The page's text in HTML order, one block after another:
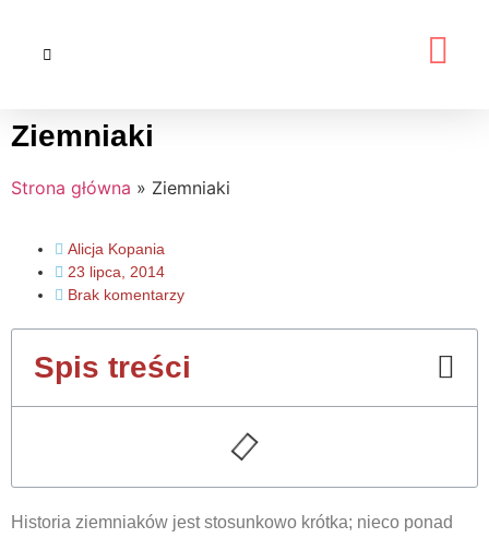
Ziemniaki
Strona główna » Ziemniaki
Alicja Kopania
23 lipca, 2014
Brak komentarzy
Spis treści
Historia ziemniaków jest stosunkowo krótka; nieco ponad